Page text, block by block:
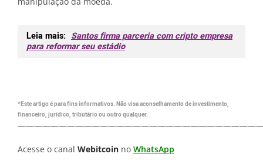
Leia mais: Santos firma parceria com cripto empresa
para reformar seu estádio
*Este artigo é para fins informativos. Não visa aconselhamento de investimento,
financeiro, jurídico, tributário ou outro qualquer.
Acesse o canal Webitcoin no WhatsApp